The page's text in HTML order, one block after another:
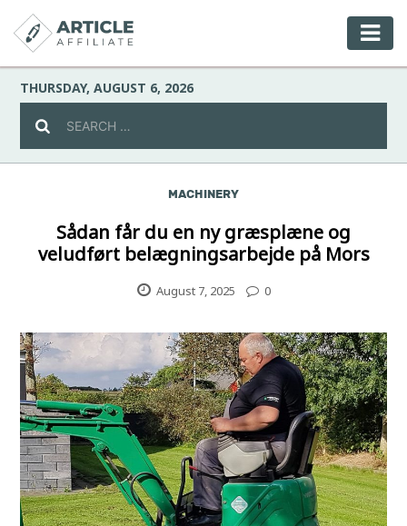
THURSDAY, AUGUST 6, 2026
Culture
Fashion
Industry
Contact
Us
MACHINERY
Sådan får du en ny græsplæne og
veludført belægningsarbejde på Mors
August 7, 2025 0